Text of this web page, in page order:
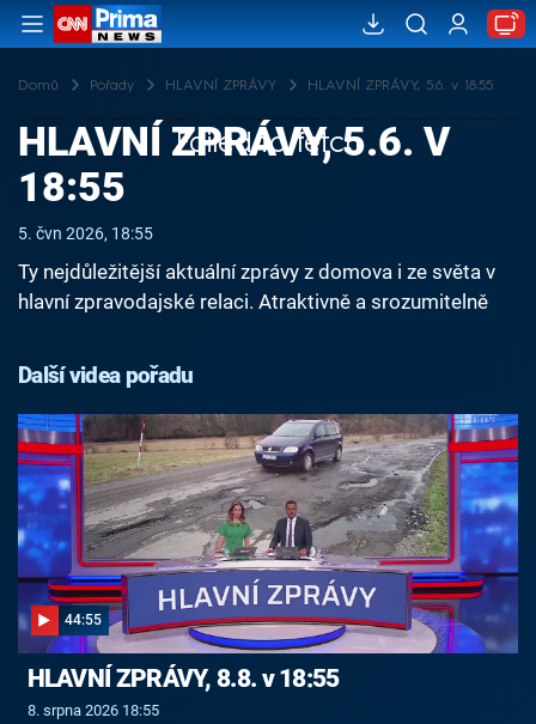
Domů Pořady HLAVNÍ ZPRÁVY HLAVNÍ ZPRÁVY, 5.6. v 18:55
Failed to fetch
HLAVNÍ ZPRÁVY, 5.6. V
18:55
5. čvn 2026, 18:55
Ty nejdůležitější aktuální zprávy z domova i ze světa v
hlavní zpravodajské relaci. Atraktivně a srozumitelně
Další videa pořadu
44:55
HLAVNÍ ZPRÁVY, 8.8. v 18:55
8. srpna 2026 18:55